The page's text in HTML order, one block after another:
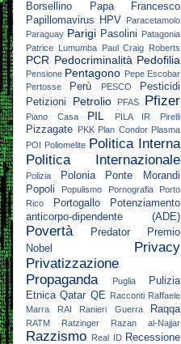
Borsellino
Papa Francesco
Papillomavirus HPV
Paracetamolo
Paraguay Parigi Pasolini Patagonia
Patrice Lumumba
Paul Craig Roberts
PCR Pedocriminalità Pedofilia
Pensione Pentagono Pepe Escobar
Pertosse
Perù PESCO
Pesticidi
Petizioni
Petrolio PFAS Pfizer
Piano Casa PIL PILA IR Pirelli
Pizzagate PKK Plan Condor Plasma
POI Poliomelite Politica Interna
Politica Internazionale
Polizia Polonia
Ponte Morandi
Popoli
Populismo Pornografia
Porto
Rico
Portogallo
Potenziamento
anticorpo-dipendente (ADE)
Povertà Predator
Premio
Nobel
Privacy
Privatizzazione
Propaganda
Puglia
Pulizia
Etnica Qatar QE Racconti Raffaele
Marra
RAI Ranieri Guerra Raqqa
RATM Ratzinger Razan al-Najjar
Razzismo Real ID Recessione